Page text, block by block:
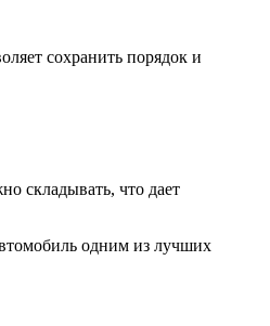
сохранить порядок и
складывать, что дает
одним из лучших